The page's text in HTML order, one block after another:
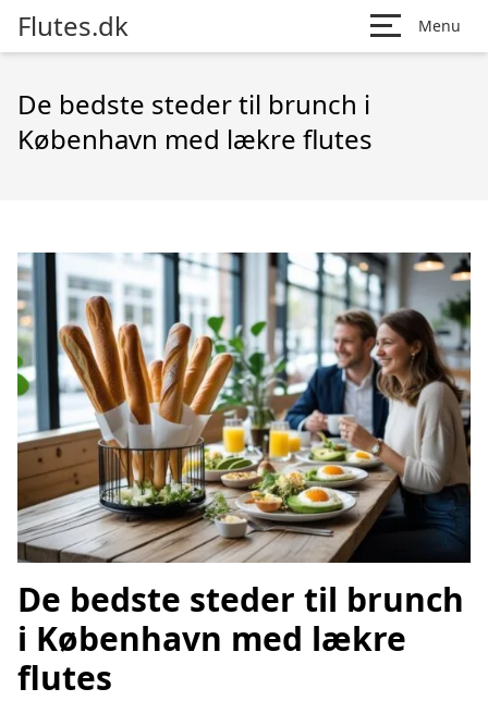
Flutes.dk Menu
De bedste steder til brunch i
København med lækre flutes
De bedste steder til brunch
i København med lækre
flutes